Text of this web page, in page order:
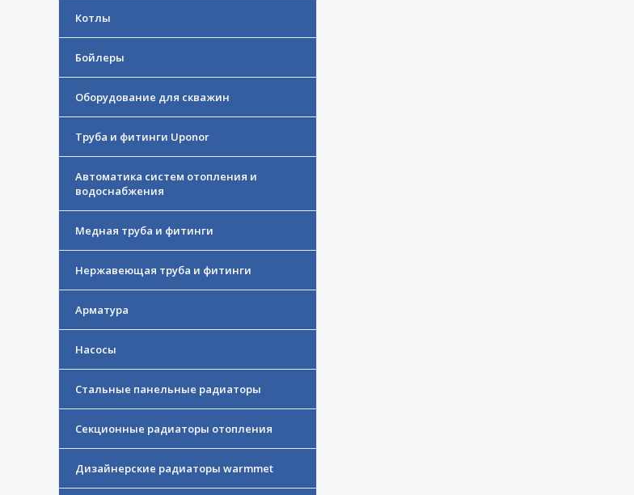
Котлы
Бойлеры
Оборудование для скважин
Труба и фитинги Uponor
Автоматика систем отопления и
водоснабжения
Медная труба и фитинги
Нержавеющая труба и фитинги
Арматура
Насосы
Стальные панельные радиаторы
Секционные радиаторы отопления
Дизайнерские радиаторы warmmet